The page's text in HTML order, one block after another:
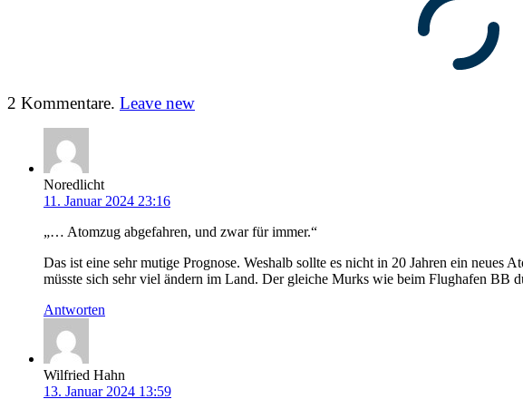
2 Kommentare. Leave new
Noredlicht
11. Januar 2024 23:16
„… Atomzug abgefahren, und zwar für immer.“
Das ist eine sehr mutige Prognose. Weshalb sollte es nicht in 20 Jahren ein neues
müsste sich sehr viel ändern im Land. Der gleiche Murks wie beim Flughafen BB
Antworten
Wilfried Hahn
13. Januar 2024 13:59